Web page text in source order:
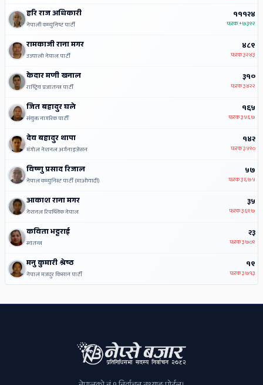
हरि राज अधिकारी
नेपाली कम्युनिष्ट पार्टी
१११२४
फरक+७३९२
रामकाजी राना मगर
उज्यालो नेपाल पार्टी
४८९
फरक३२४३
केदार मणी खनाल
राष्ट्रिय प्रजातन्त्र पार्टी
३१०
फरक३४२२
जित बहादुर घले
संयुक्त नागरिक पार्टी
१६५
फरक३५६७
देव बहादुर थापा
मंगोल नेशनल अर्गनाइजेसन
१४२
फरक३५९०
विष्णु प्रसाद रिजाल
नेपाल कम्युनिस्ट पार्टी (माओवादी)
५७
फरक३६७५
आकाश राना मगर
नेशनल रिपब्लिक नेपाल
३५
फरक३६९७
कविता भट्टराई
स्वतन्त्र
२३
फरक३७०९
मनु कुमारी श्रेष्‍ठ
नेपाल मजदुर किसान पार्टी
१९
फरक३७१३